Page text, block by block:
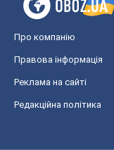
Про компанію
Правова інформація
Реклама на сайті
Редакційна політика